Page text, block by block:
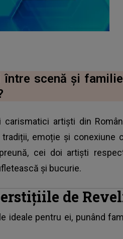
scenă și
artiști din
emoție și conexiune
cei doi artiști
și bucurie.
de
ideale pentru ei, punând